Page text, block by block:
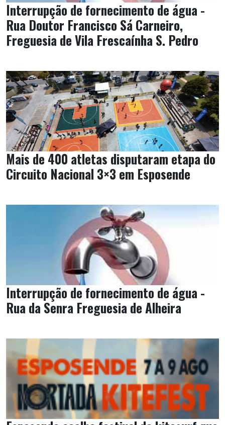
Interrupção de fornecimento de água -
Rua Doutor Francisco Sá Carneiro,
Freguesia de Vila Frescaínha S. Pedro
Mais de 400 atletas disputaram etapa do
Circuito Nacional 3×3 em Esposende
Interrupção de fornecimento de água -
Rua da Senra Freguesia de Alheira